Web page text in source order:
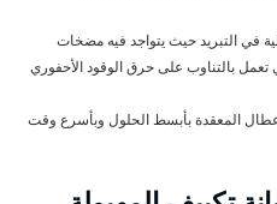
في التبريد حيث يتواجد فيه مضخات
بالتناوب على حرق الوقود الأحفوري
المعقدة بأبسط الحلول وبأسرع وقت